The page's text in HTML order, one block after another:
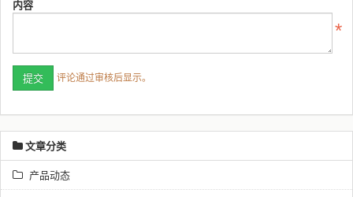
内容
评论通过审核后显示。
文章分类
产品动态